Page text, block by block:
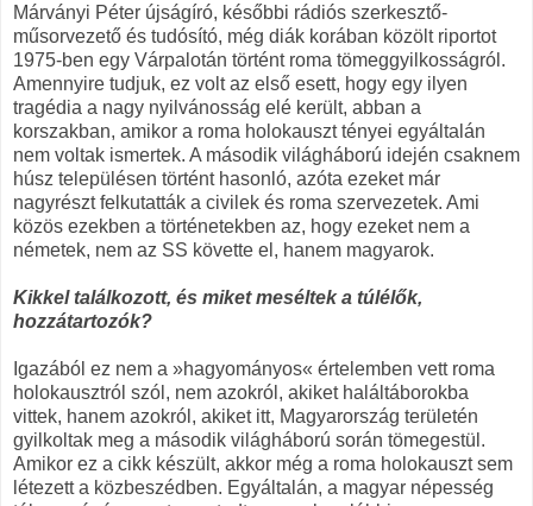
Márványi Péter újságíró, későbbi rádiós szerkesztő-
műsorvezető és tudósító, még diák korában közölt riportot
1975-ben egy Várpalotán történt roma tömeggyilkosságról.
Amennyire tudjuk, ez volt az első esett, hogy egy ilyen
tragédia a nagy nyilvánosság elé került, abban a
korszakban, amikor a roma holokauszt tényei egyáltalán
nem voltak ismertek. A második világháború idején csaknem
húsz településen történt hasonló, azóta ezeket már
nagyrészt felkutatták a civilek és roma szervezetek. Ami
közös ezekben a történetekben az, hogy ezeket nem a
németek, nem az SS követte el, hanem magyarok.
Kikkel találkozott, és miket meséltek a túlélők,
hozzátartozók?
Igazából ez nem a »hagyományos« értelemben vett roma
holokausztról szól, nem azokról, akiket haláltáborokba
vittek, hanem azokról, akiket itt, Magyarország területén
gyilkoltak meg a második világháború során tömegestül.
Amikor ez a cikk készült, akkor még a roma holokauszt sem
létezett a közbeszédben. Egyáltalán, a magyar népesség